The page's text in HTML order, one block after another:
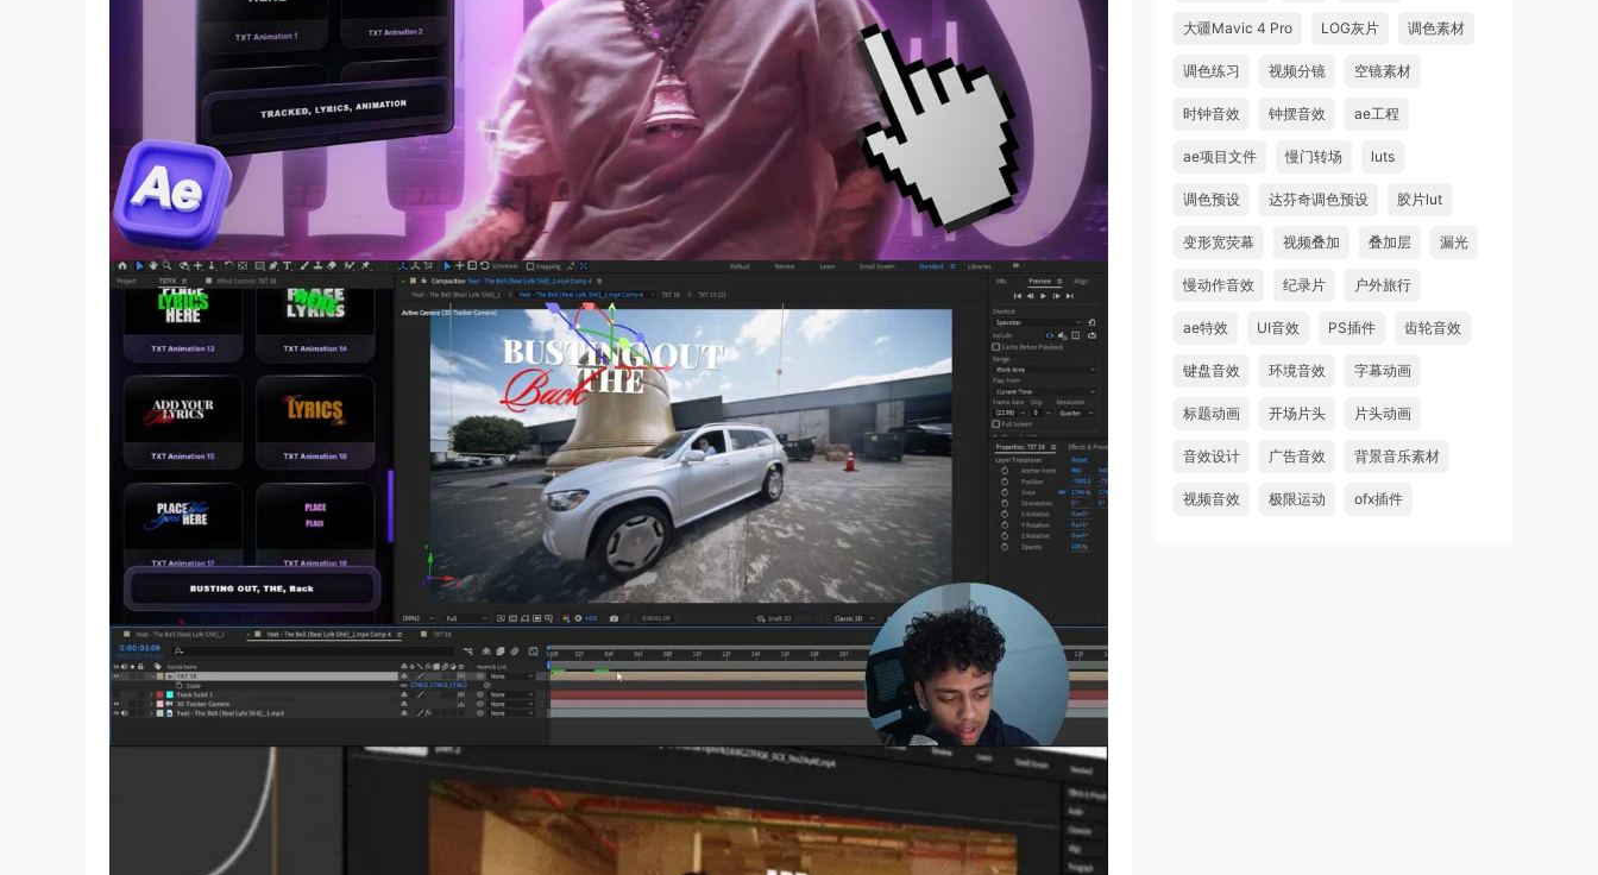
大疆Mavic 4 Pro LOG灰片 调色素材
调色练习 视频分镜 空镜素材
时钟音效 钟摆音效 ae工程
ae项目文件 慢门转场 luts
调色预设 达芬奇调色预设 胶片lut
变形宽荧幕 视频叠加 叠加层 漏光
慢动作音效 纪录片 户外旅行
ae特效 UI音效 PS插件 齿轮音效
键盘音效 环境音效 字幕动画
标题动画 开场片头 片头动画
音效设计 广告音效 背景音乐素材
视频音效 极限运动 ofx插件